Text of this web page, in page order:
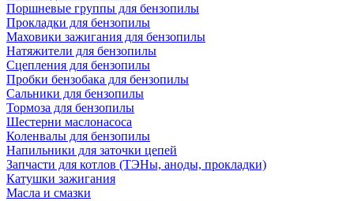
Поршневые группы для бензопилы
Прокладки для бензопилы
Маховики зажигания для бензопилы
Натяжители для бензопилы
Сцепления для бензопилы
Пробки бензобака для бензопилы
Сальники для бензопилы
Тормоза для бензопилы
Шестерни маслонасоса
Коленвалы для бензопилы
Напильники для заточки цепей
Запчасти для котлов (ТЭНы, аноды, прокладки)
Катушки зажигания
Масла и смазки